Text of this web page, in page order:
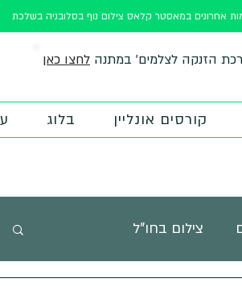
אחרונים במאסטר קלאס צילום נוף בסלובניה בשלכת
לחצו כאן הזנקה לצלמים' במתנה
קורסים אונליין בלוג
צילום בחו"ל